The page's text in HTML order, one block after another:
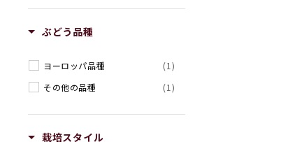
ぶどう品種
ヨーロッパ品種
(1)
その他の品種
(1)
栽培スタイル